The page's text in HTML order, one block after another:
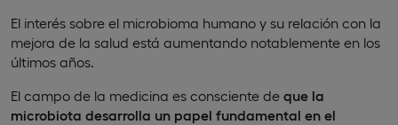
El interés sobre el microbioma humano y su relación con la
mejora de la salud está aumentando notablemente en los
últimos años.
El campo de la medicina es consciente de que la
microbiota desarrolla un papel fundamental en el